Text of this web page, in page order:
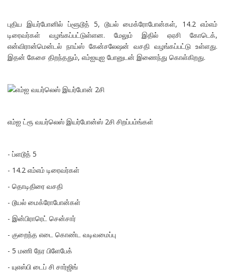
புதிய இயர்போனில் ப்ளூடூத் 5, டூயல் மைக்ரோபோன்கள், 14.2 எம்எம்
டிரைவர்கள் வழங்கப்பட்டுள்ளன. மேலும் இதில் ஏஏசி கோடெக்,
என்விரான்மென்டல் நாய்ஸ் கேன்சலேஷன் வசதி வழங்கப்பட்டு உள்ளது.
இதன் கேசை திறந்ததும், எம்ஐயுஐ போனுடன் இணைந்து கொள்கிறது.
எம்ஐ ட்ரூ வயர்லெஸ் இயர்போன்ஸ் 2சி சிறப்பம்ங்கள்
- ப்ளடூத் 5
- 14.2 எம்எம் டிரைவர்கள்
- தொடிதிரை வசதி
- டூயல் மைக்ரோபோன்கள்
- இன்பிராரெட் சென்சார்
- குறைந்த எடை கொண்ட வடிவமைப்பு
- 5 மணி நேர பிளேபேக்
- யுஎஸ்பி டைப் சி சார்ஜிங்